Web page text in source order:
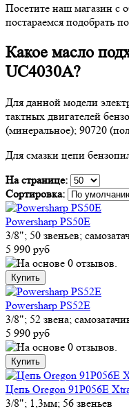
Посетите наш магазин с
постараемся подобрать
Какое масло
UC4030A?
Для данной модели
тактных двигателей
(минеральное); 90720
Для смазки цепи
На странице:
Сортировка:
Powersharp PS50E
3/8"; 50 звеньев;
5 990 руб
Powersharp PS52E
3/8"; 52 звена;
5 990 руб
Цепь Oregon 91P056E
3/8"; 1,3мм; 56 звеньев